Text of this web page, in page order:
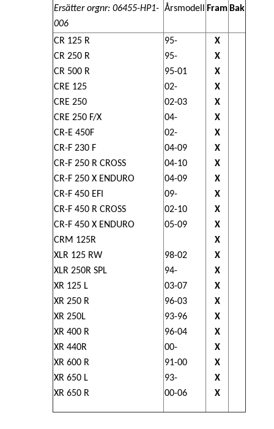
Ersätter orgnr: 06455-HP1-
006
Årsmodell Fram Bak
CR 125 R
CR 250 R
CR 500 R
CRE 125
CRE 250
CRE 250 F/X
CR-E 450F
CR-F 230 F
CR-F 250 R CROSS
CR-F 250 X ENDURO
CR-F 450 EFI
CR-F 450 R CROSS
CR-F 450 X ENDURO
CRM 125R
XLR 125 RW
XLR 250R SPL
XR 125 L
XR 250 R
XR 250L
XR 400 R
XR 440R
XR 600 R
XR 650 L
XR 650 R
95-
95-
95-01
02-
02-03
04-
02-
04-09
04-10
04-09
09-
02-10
05-09
98-02
94-
03-07
96-03
93-96
96-04
00-
91-00
93-
00-06
X
X
X
X
X
X
X
X
X
X
X
X
X
X
X
X
X
X
X
X
X
X
X
X